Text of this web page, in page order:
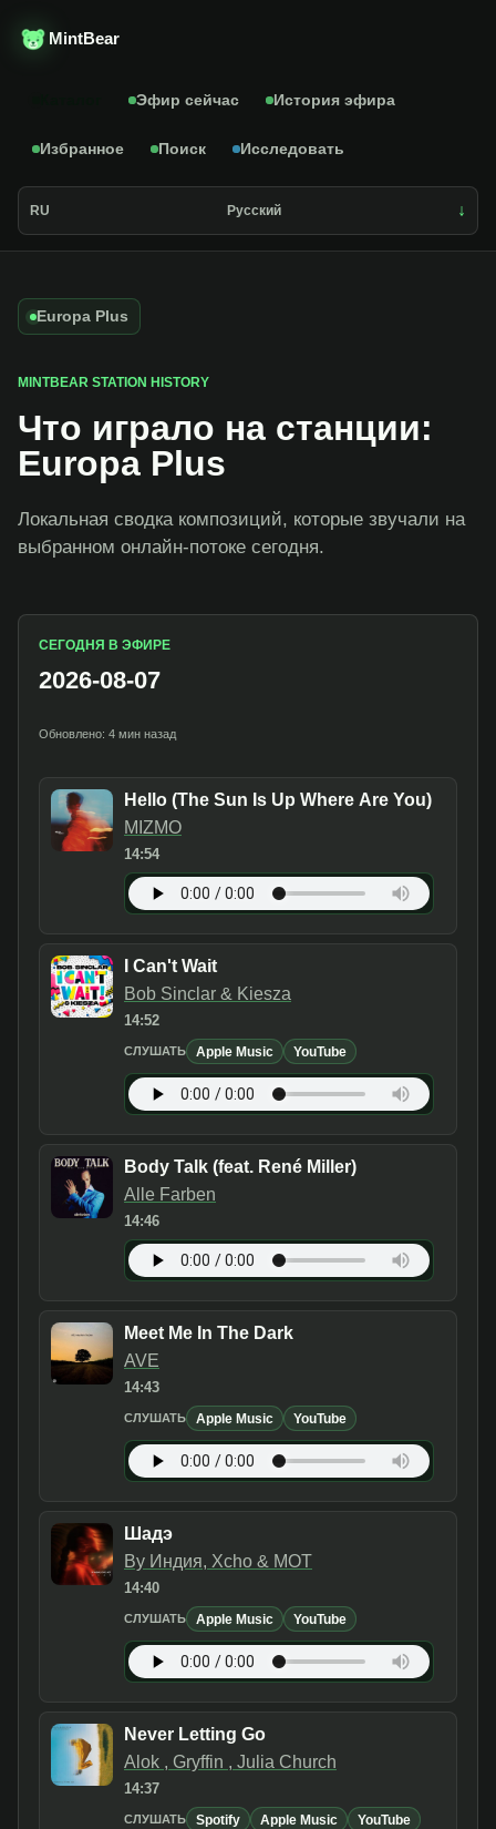
MintBear
Эфир сейчас История эфира
Избранное Поиск Исследовать
RU Русский
Europa Plus
MINTBEAR STATION HISTORY
Что играло на станции:
Europa Plus
Локальная сводка композиций, которые звучали на
выбранном онлайн-потоке сегодня.
СЕГОДНЯ В ЭФИРЕ
2026-08-07
Обновлено: 4 мин назад
Hello (The Sun Is Up Where Are You)
MIZMO
14:54
I Can't Wait
Bob Sinclar & Kiesza
14:52
СЛУШАТЬ Apple Music YouTube
Body Talk (feat. René Miller)
Alle Farben
14:46
Meet Me In The Dark
AVE
14:43
СЛУШАТЬ Apple Music YouTube
Шадэ
By Индия, Xcho & МОТ
14:40
СЛУШАТЬ Apple Music YouTube
Never Letting Go
Alok , Gryffin , Julia Church
14:37
СЛУШАТЬ Spotify Apple Music YouTube